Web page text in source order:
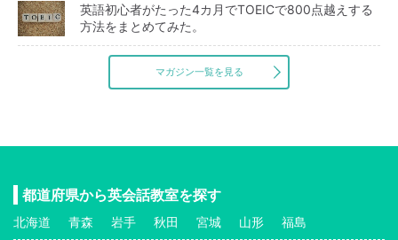
英語初心者がたった4カ月でTOEICで800点越えする
方法をまとめてみた。
マガジン一覧を見る
都道府県から英会話教室を探す
北海道 青森 岩手 秋田 宮城 山形 福島